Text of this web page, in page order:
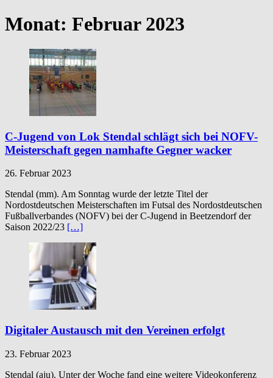
Monat: Februar 2023
C-Jugend von Lok Stendal schlägt sich bei NOFV-
Meisterschaft gegen namhafte Gegner wacker
26. Februar 2023
Stendal (mm). Am Sonntag wurde der letzte Titel der
Nordostdeutschen Meisterschaften im Futsal des Nordostdeutschen
Fußballverbandes (NOFV) bei der C-Jugend in Beetzendorf der
Saison 2022/23 […]
Digitaler Austausch mit den Vereinen erfolgt
23. Februar 2023
Stendal (aju). Unter der Woche fand eine weitere Videokonferenz